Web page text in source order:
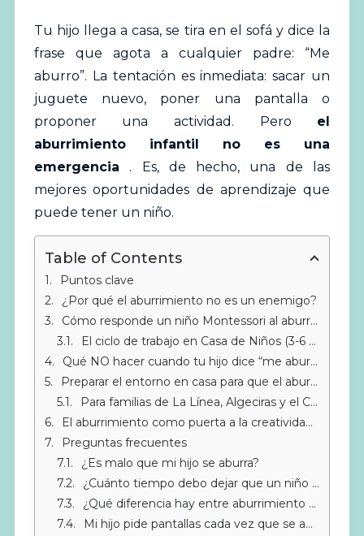
Tu hijo llega a casa, se tira en el sofá y dice la
frase que agota a cualquier padre: “Me
aburro”. La tentación es inmediata: sacar un
juguete nuevo, poner una pantalla o
proponer una actividad. Pero el
aburrimiento infantil no es una
emergencia . Es, de hecho, una de las
mejores oportunidades de aprendizaje que
puede tener un niño.
Table of Contents
Puntos clave
¿Por qué el aburrimiento no es un enemigo?
Cómo responde un niño Montessori al aburrimiento
El ciclo de trabajo en Casa de Niños (3-6 años)
Qué NO hacer cuando tu hijo dice “me aburro”
Preparar el entorno en casa para que el aburrimiento sea fértil
Para familias de La Línea, Algeciras y el Campo de Gibraltar
El aburrimiento como puerta a la creatividad en la adolescencia
Preguntas frecuentes
¿Es malo que mi hijo se aburra?
¿Cuánto tiempo debo dejar que un niño esté aburrido?
¿Qué diferencia hay entre aburrimiento y falta de estímulo?
Mi hijo pide pantallas cada vez que se aburre. ¿Qué hago?